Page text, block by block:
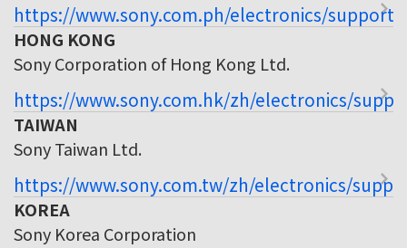
https://www.sony.com.ph/electronics/support
HONG KONG
Sony Corporation of Hong Kong Ltd.
https://www.sony.com.hk/zh/electronics/
TAIWAN
Sony Taiwan Ltd.
https://www.sony.com.tw/zh/electronics/
KOREA
Sony Korea Corporation